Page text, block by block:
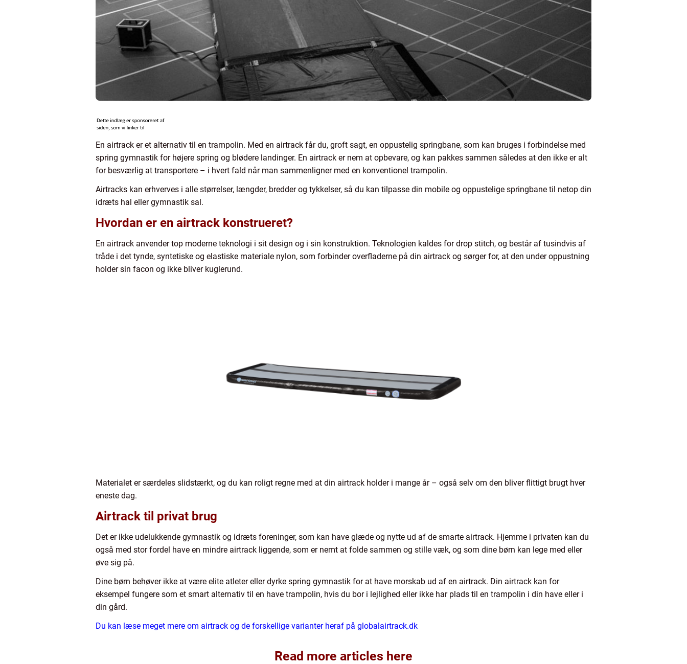
En airtrack er et alternativ til en trampolin. Med en airtrack får du, groft sagt, en oppustelig springbane, som kan bruges i forbindelse med
spring gymnastik for højere spring og blødere landinger. En airtrack er nem at opbevare, og kan pakkes sammen således at den ikke er alt
for besværlig at transportere – i hvert fald når man sammenligner med en konventionel trampolin.
Airtracks kan erhverves i alle størrelser, længder, bredder og tykkelser, så du kan tilpasse din mobile og oppustelige springbane til netop din
idræts hal eller gymnastik sal.
Hvordan er en airtrack konstrueret?
En airtrack anvender top moderne teknologi i sit design og i sin konstruktion. Teknologien kaldes for drop stitch, og består af tusindvis af
tråde i det tynde, syntetiske og elastiske materiale nylon, som forbinder overfladerne på din airtrack og sørger for, at den under oppustning
holder sin facon og ikke bliver kuglerund.
Materialet er særdeles slidstærkt, og du kan roligt regne med at din airtrack holder i mange år – også selv om den bliver flittigt brugt hver
eneste dag.
Airtrack til privat brug
Det er ikke udelukkende gymnastik og idræts foreninger, som kan have glæde og nytte ud af de smarte airtrack. Hjemme i privaten kan du
også med stor fordel have en mindre airtrack liggende, som er nemt at folde sammen og stille væk, og som dine børn kan lege med eller
øve sig på.
Dine børn behøver ikke at være elite atleter eller dyrke spring gymnastik for at have morskab ud af en airtrack. Din airtrack kan for
eksempel fungere som et smart alternativ til en have trampolin, hvis du bor i lejlighed eller ikke har plads til en trampolin i din have eller i
din gård.
Du kan læse meget mere om airtrack og de forskellige varianter heraf på globalairtrack.dk
Read more articles here